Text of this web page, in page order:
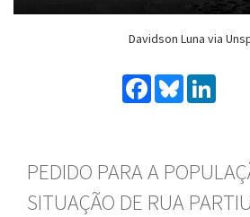
Davidson Luna via
Facebook
Bluesky
PEDIDO PARA A
SITUAÇÃO DE RUA